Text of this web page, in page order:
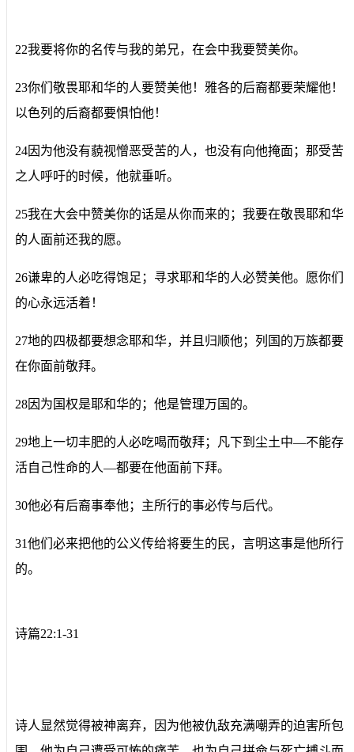
22我要将你的名传与我的弟兄，在会中我要赞美你。
23你们敬畏耶和华的人要赞美他！雅各的后裔都要荣耀他！
以色列的后裔都要惧怕他！
24因为他没有藐视憎恶受苦的人，也没有向他掩面；那受苦
之人呼吁的时候，他就垂听。
25我在大会中赞美你的话是从你而来的；我要在敬畏耶和华
的人面前还我的愿。
26谦卑的人必吃得饱足；寻求耶和华的人必赞美他。愿你们
的心永远活着！
27地的四极都要想念耶和华，并且归顺他；列国的万族都要
在你面前敬拜。
28因为国权是耶和华的；他是管理万国的。
29地上一切丰肥的人必吃喝而敬拜；凡下到尘土中―不能存
活自己性命的人―都要在他面前下拜。
30他必有后裔事奉他；主所行的事必传与后代。
31他们必来把他的公义传给将要生的民，言明这事是他所行
的。
诗篇22:1-31
诗人显然觉得被神离弃，因为他被仇敌充满嘲弄的迫害所包